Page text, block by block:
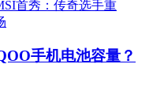
手机电池容量？